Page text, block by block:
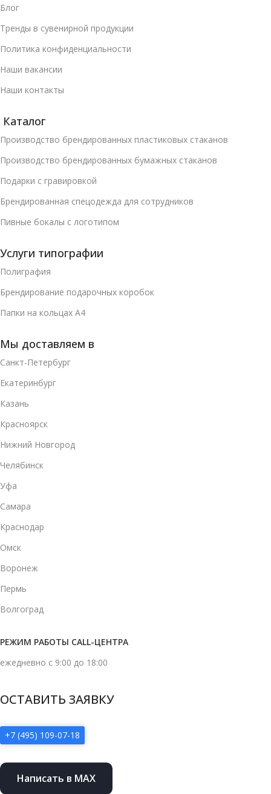
Блог
Тренды в сувенирной продукции
Политика конфиденциальности
Наши вакансии
Наши контакты
Каталог
Производство брендированных пластиковых стаканов
Производство брендированных бумажных стаканов
Подарки с гравировкой
Брендированная спецодежда для сотрудников
Пивные бокалы с логотипом
Услуги типографии
Полиграфия
Брендирование подарочных коробок
Папки на кольцах А4
Мы доставляем в
Санкт-Петербург
Екатеринбург
Казань
Красноярск
Нижний Новгород
Челябинск
Уфа
Самара
Краснодар
Омск
Воронеж
Пермь
Волгоград
РЕЖИМ РАБОТЫ CALL-ЦЕНТРА
ежедневно с 9:00 до 18:00
ОСТАВИТЬ ЗАЯВКУ
+7 (495) 109-07-18
Написать в MAX